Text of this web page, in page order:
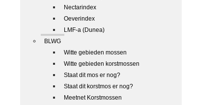
Nectarindex
Oeverindex
LMF-a (Dunea)
BLWG
Witte gebieden mossen
Witte gebieden korstmossen
Staat dit mos er nog?
Staat dit korstmos er nog?
Meetnet Korstmossen